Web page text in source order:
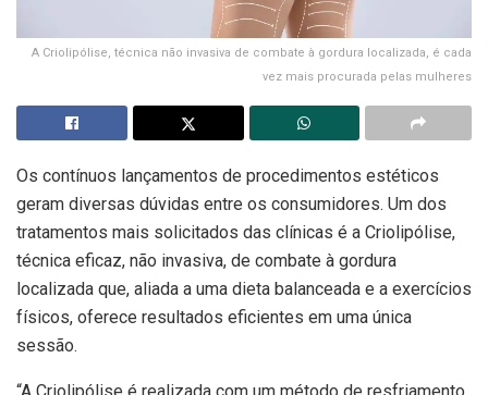
A Criolipólise, técnica não invasiva de combate à gordura localizada, é cada
vez mais procurada pelas mulheres
Os contínuos lançamentos de procedimentos estéticos
geram diversas dúvidas entre os consumidores. Um dos
tratamentos mais solicitados das clínicas é a Criolipólise,
técnica eficaz, não invasiva, de combate à gordura
localizada que, aliada a uma dieta balanceada e a exercícios
físicos, oferece resultados eficientes em uma única
sessão.
“A Criolipólise é realizada com um método de resfriamento